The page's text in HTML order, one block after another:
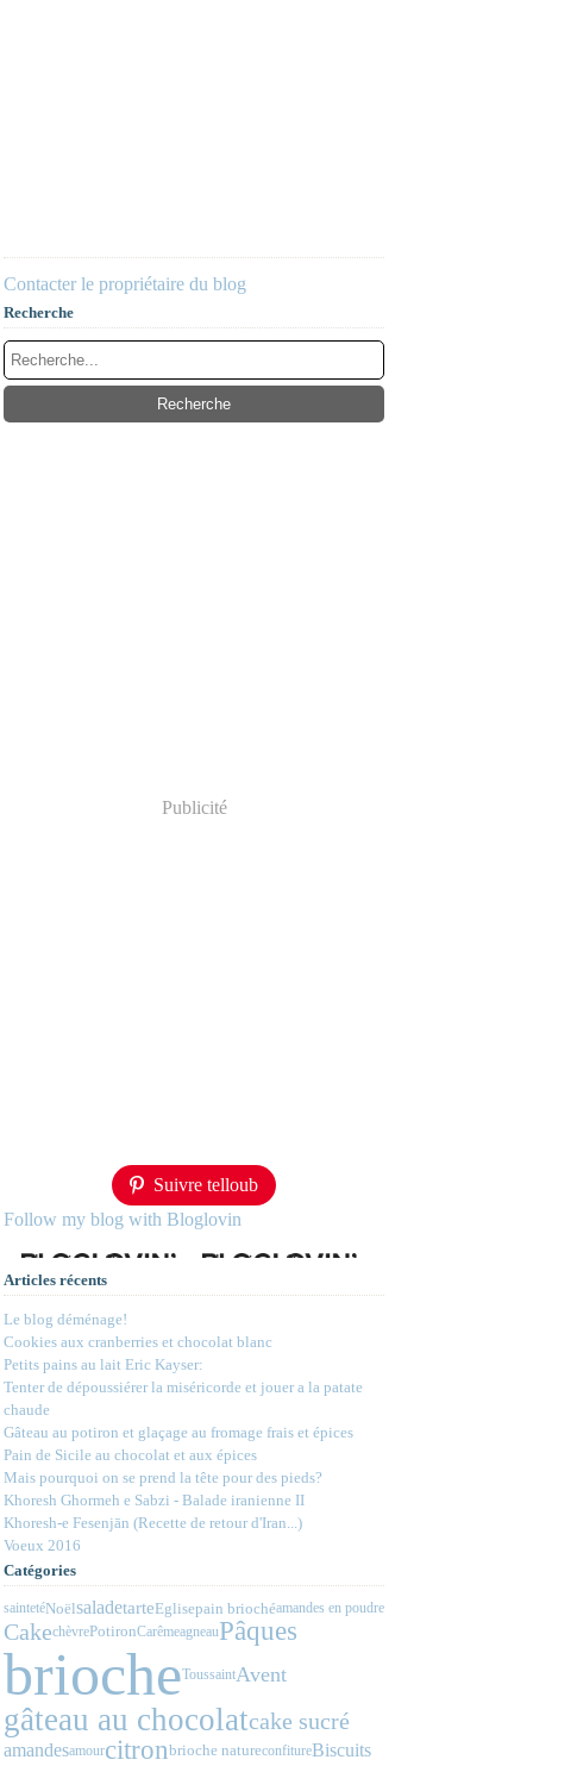
Contacter le propriétaire du blog
Recherche
Publicité
Suivre telloub
Follow my blog with Bloglovin
Articles récents
Le blog déménage!
Cookies aux cranberries et chocolat blanc
Petits pains au lait Eric Kayser:
Tenter de dépoussiérer la miséricorde et jouer a la patate
chaude
Gâteau au potiron et glaçage au fromage frais et épices
Pain de Sicile au chocolat et aux épices
Mais pourquoi on se prend la tête pour des pieds?
Khoresh Ghormeh e Sabzi - Balade iranienne II
Khoresh-e Fesenjān (Recette de retour d'Iran...)
Voeux 2016
Catégories
saintetéNoëlsaladetarteEglisepain briochéamandes en poudre
CakechèvrePotironCarêmeagneauPâques
briocheToussaintAvent
gâteau au chocolatcake sucré
amandesamourcitronbrioche natureconfitureBiscuits